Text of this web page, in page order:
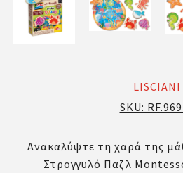
LISCIANI
SKU:
Ανακαλύψτε τη χαρά της
Στρογγυλό Παζλ